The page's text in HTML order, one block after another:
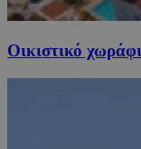
Οικιστικό